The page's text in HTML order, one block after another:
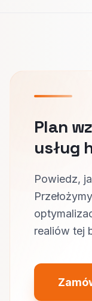
Plan
usług
Powiedz,
realiów tej